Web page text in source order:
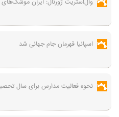
وال‌استریت ژورنال: ایران موشک‌های
اسپانیا قهرمان جام جهانی شد
نحوه فعالیت مدارس برای سال